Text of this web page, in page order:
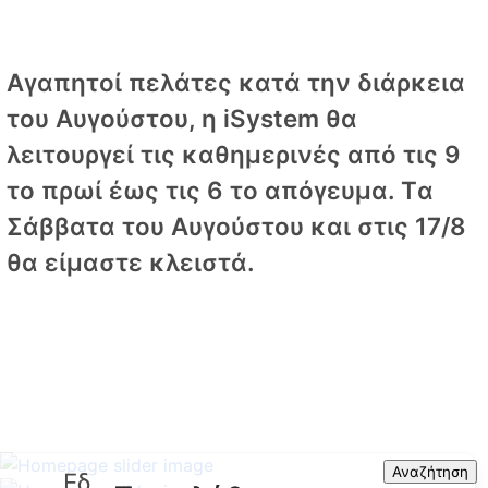
Αγαπητοί πελάτες κατά την διάρκεια
του Αυγούστου, η iSystem θα
λειτουργεί τις καθημερινές από τις 9
το πρωί έως τις 6 το απόγευμα. Tα
Σάββατα του Αυγούστου και στις 17/8
θα είμαστε κλειστά.
Αναζήτηση
Banner Link